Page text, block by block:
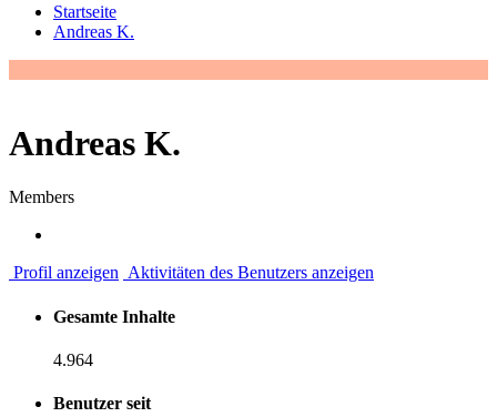
Startseite
Andreas K.
Andreas K.
Members
Profil anzeigen Aktivitäten des Benutzers anzeigen
Gesamte Inhalte
4.964
Benutzer seit